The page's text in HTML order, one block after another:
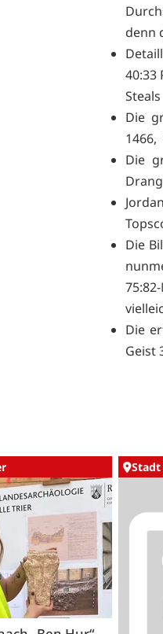
denn
40:33
Die
1466,
Die
Die
Die
Geist
Stadt